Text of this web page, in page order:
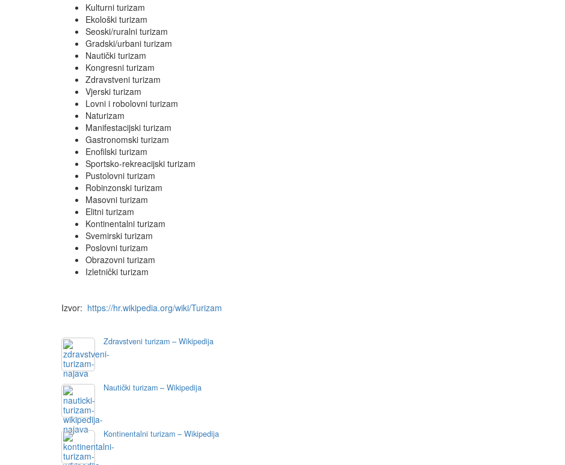
Kulturni turizam
Ekološki turizam
Seoski/ruralni turizam
Gradski/urbani turizam
Nautički turizam
Kongresni turizam
Zdravstveni turizam
Vjerski turizam
Lovni i robolovni turizam
Naturizam
Manifestacijski turizam
Gastronomski turizam
Enofilski turizam
Sportsko-rekreacijski turizam
Pustolovni turizam
Robinzonski turizam
Masovni turizam
Elitni turizam
Kontinentalni turizam
Svemirski turizam
Poslovni turizam
Obrazovni turizam
Izletnički turizam
Izvor: https://hr.wikipedia.org/wiki/Turizam
Zdravstveni turizam – Wikipedija
Nautički turizam – Wikipedija
Kontinentalni turizam – Wikipedija